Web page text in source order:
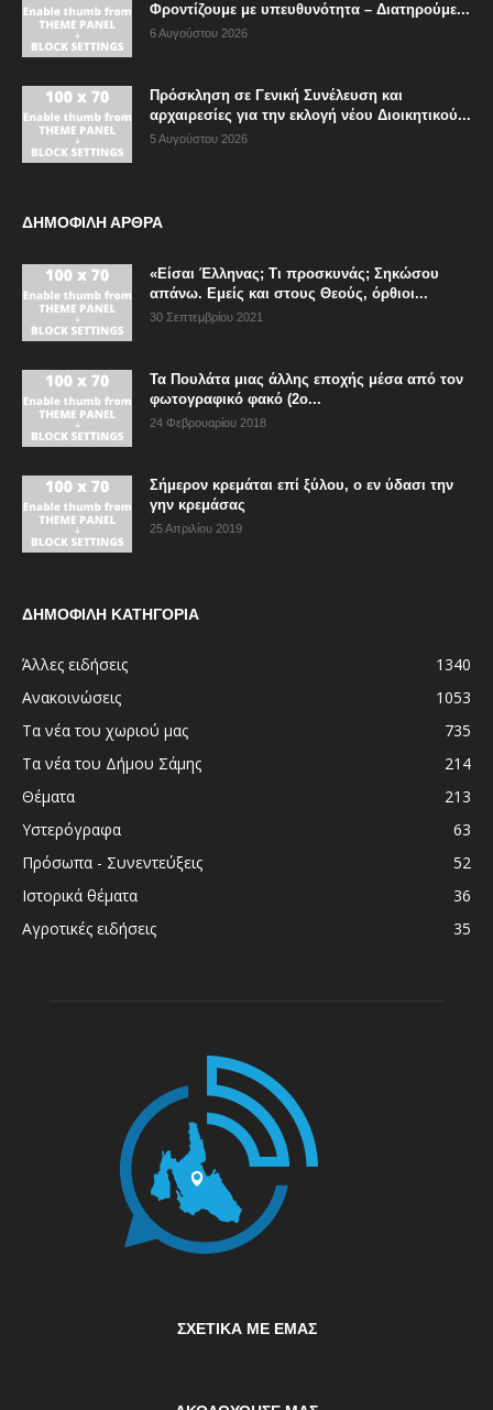
Φροντίζουμε με υπευθυνότητα – Διατηρούμε...
6 Αυγούστου 2026
Πρόσκληση σε Γενική Συνέλευση και
αρχαιρεσίες για την εκλογή νέου Διοικητικού...
5 Αυγούστου 2026
ΔΗΜΟΦΙΛΗ ΑΡΘΡΑ
«Είσαι Έλληνας; Τι προσκυνάς; Σηκώσου
απάνω. Εμείς και στους Θεούς, όρθιοι...
30 Σεπτεμβρίου 2021
Τα Πουλάτα μιας άλλης εποχής μέσα από τον
φωτογραφικό φακό (2ο...
24 Φεβρουαρίου 2018
Σήμερον κρεμάται επί ξύλου, ο εν ύδασι την
γην κρεμάσας
25 Απριλίου 2019
ΔΗΜΟΦΙΛΗ ΚΑΤΗΓΟΡΙΑ
Άλλες ειδήσεις
1340
Ανακοινώσεις
1053
Τα νέα του χωριού μας
735
Τα νέα του Δήμου Σάμης
214
Θέματα
213
Υστερόγραφα
63
Πρόσωπα - Συνεντεύξεις
52
Ιστορικά θέματα
36
Αγροτικές ειδήσεις
35
ΣΧΕΤΙΚΆ ΜΕ ΕΜΆΣ